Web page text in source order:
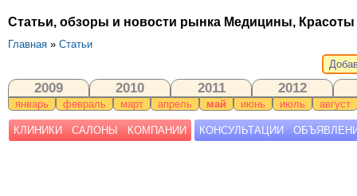
Статьи, обзоры и новости рынка Медицины,
Главная » Статьи
2009 2010 2011 2012
январь февраль март апрель май июнь июль август
КЛИНИКИ САЛОНЫ КОМПАНИИ КОНСУЛЬТАЦИИ